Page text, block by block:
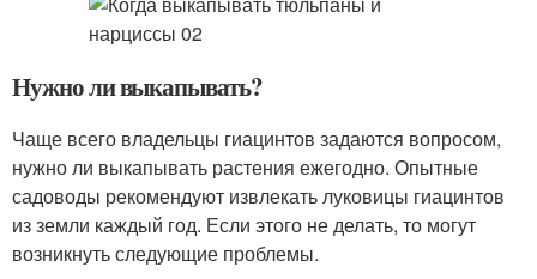
Нужно ли выкапывать?
Чаще всего владельцы гиацинтов задаются вопросом,
нужно ли выкапывать растения ежегодно. Опытные
садоводы рекомендуют извлекать луковицы гиацинтов
из земли каждый год. Если этого не делать, то могут
возникнуть следующие проблемы.